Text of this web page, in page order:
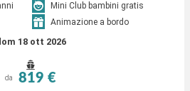
Mini Club bambini gratis
Animazione a bordo
18 ott 2026
da 819 €